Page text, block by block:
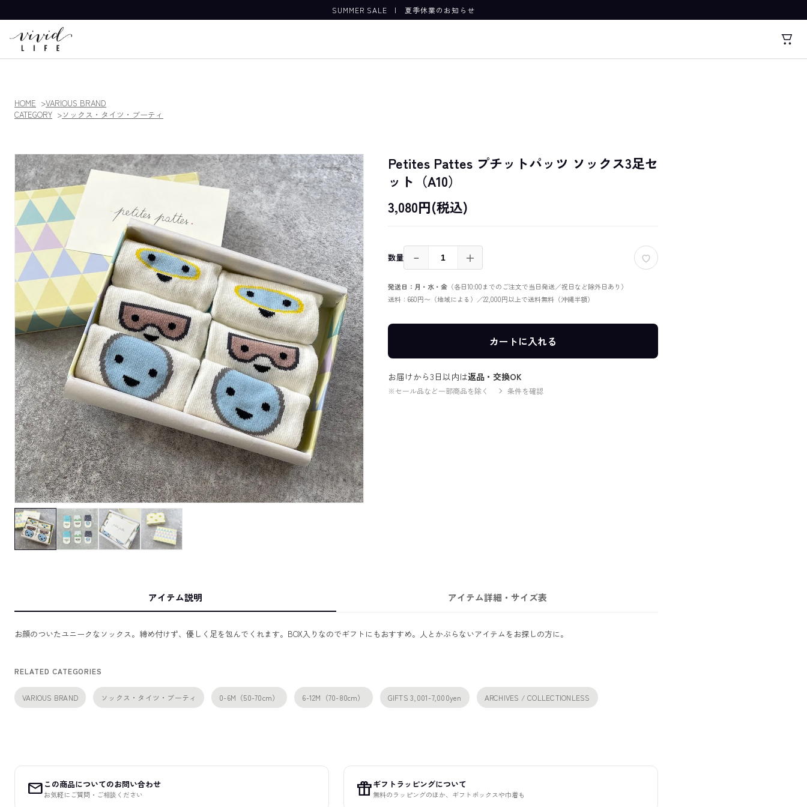
SUMMER SALE |夏季休業のお知らせ
HOME
VARIOUS BRAND
CATEGORY
ソックス・タイツ・ブーティ
Petites Pattes プチットパッツ ソックス3足セ
ット（A10）
3,080円(税込)
数量 － ＋
発送日：月・水・金（各日10:00までのご注文で当日発送／祝日など除外日あり）
送料：660円〜（地域による）／22,000円以上で送料無料（沖縄半額）
カートに入れる
お届けから3日以内は返品・交換OK
※セール品など一部商品を除く 条件を確認
アイテム説明 アイテム詳細・サイズ表
お顔のついたユニークなソックス。締め付けず、優しく足を包んでくれます。BOX入りなのでギフトにもおすすめ。人とかぶらないアイテムをお探しの方に。
RELATED CATEGORIES
VARIOUS BRAND ソックス・タイツ・ブーティ 0-6M（50-70cm） 6-12M（70-80cm） GIFTS 3,001-7,000yen ARCHIVES / COLLECTIONLESS
mail この商品についてのお問い合わせ
お気軽にご質問・ご相談ください featured_seasonal_and_giftsギフトラッピングについて
無料のラッピングのほか、ギフトボックスや巾着も